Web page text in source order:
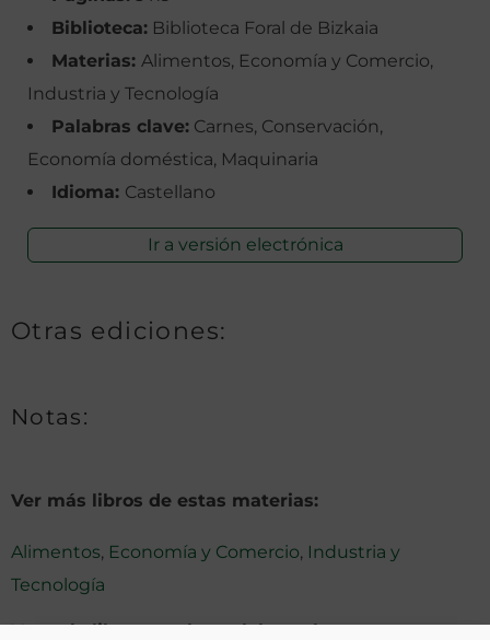
Biblioteca: Biblioteca Foral de Bizkaia
Materias: Alimentos, Economía y Comercio,
Industria y Tecnología
Palabras clave: Carnes, Conservación,
Economía doméstica, Maquinaria
Idioma: Castellano
Ir a versión electrónica
Otras ediciones:
Notas:
Ver más libros de estas materias:
Alimentos, Economía y Comercio, Industria y
Tecnología
Ver más libros con las palabras clave: